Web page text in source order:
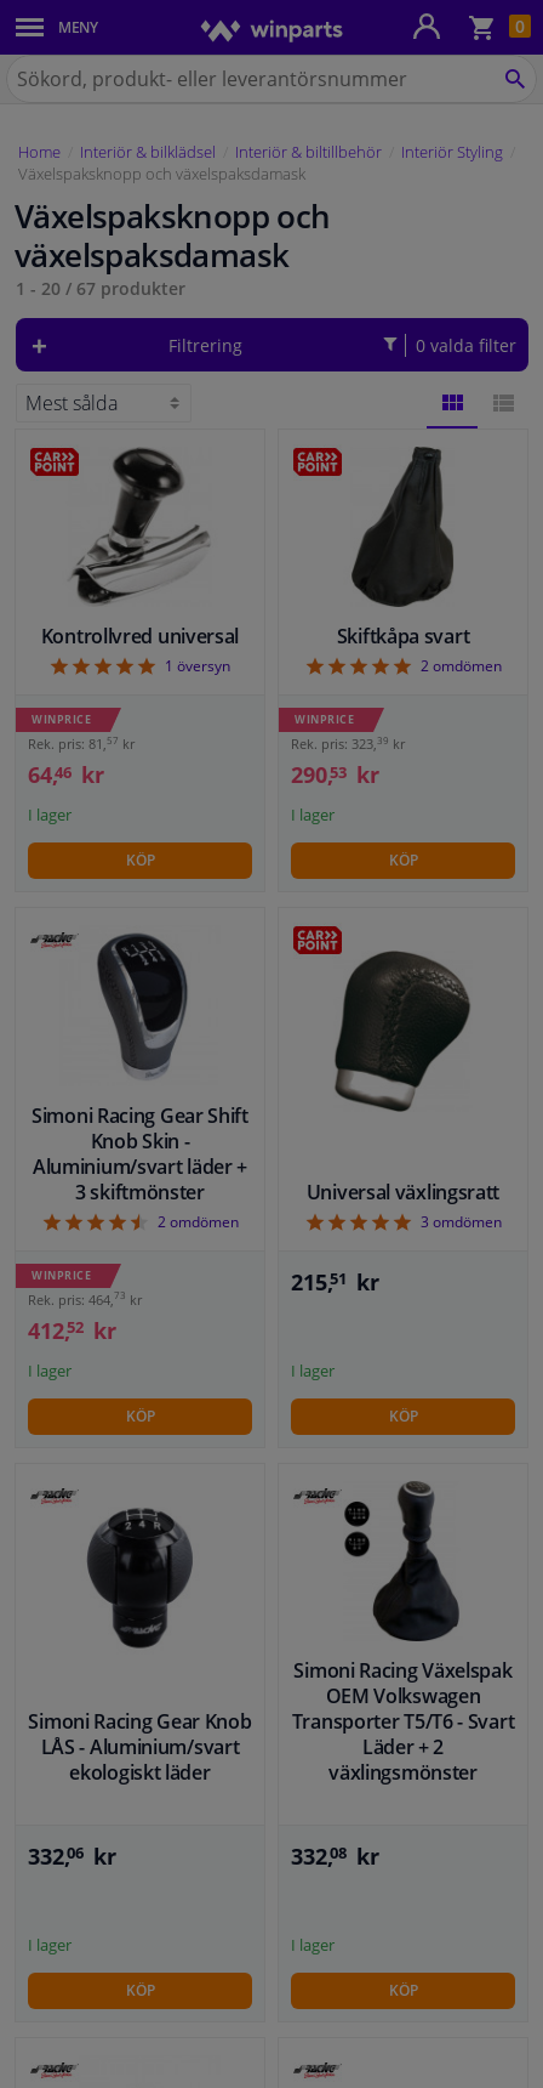
0
MENY
Karosseri
Belysning
Bromssystem
Avgassystem
Chassidelar
Kylsystem & Värmesystem
Motordelar
Filter & Vätskor
Bagage & Transport
Fönster & Tillbehör
Interiör & bilklädsel
Bilvård & Tillbehör
Verkstad & Verktyg
Husbil, motorcykel, cykel & båt
på
Home Interiör & bilklädsel Interiör & biltillbehör
Interiör Styling
Växelspaksknopp och växelspaksdamask
Växelspaksknopp och
växelspaksdamask
1 - 20 / 67 produkter
Filtrering 0 valda filter
Kontrollvred universal
51 översyn
WINPRICE
Rek. pris: 81,57 kr
64,46 kr
I lager
KÖP
Skiftkåpa svart
52omdömen
WINPRICE
Rek. pris: 323,39 kr
290,53 kr
I lager
KÖP
Simoni Racing Gear Shift
Knob Skin -
Aluminium/svart läder +
3 skiftmönster
4.5
2omdömen
WINPRICE
Rek. pris: 464, 73 kr
412,52 kr
I lager
KÖP
Universal växlingsratt
53 omdömen
215,51 kr
I lager
KÖP
Simoni Racing Gear Knob
LÅS - Aluminium/svart
ekologiskt läder
332,06 kr
I lager
KÖP
Simoni Racing Växelspak
OEM Volkswagen
Transporter T5/T6 - Svart
Läder + 2
växlingsmönster
332,08 kr
I lager
KÖP